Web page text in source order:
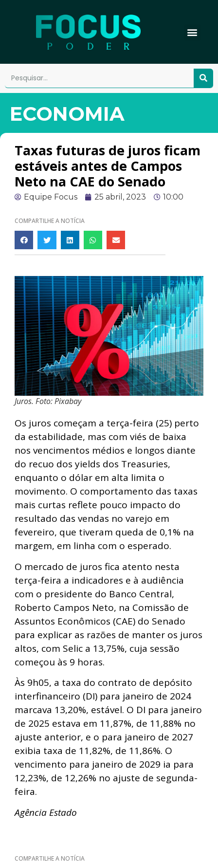
ECONOMIA
Taxas futuras de juros ficam
estáveis antes de Campos
Neto na CAE do Senado
Equipe Focus 25 abril, 2023 10:00
COMPARTILHE A NOTÍCIA
Juros. Foto: Pixabay
Os juros começam a terça-feira (25) perto
da estabilidade, mas com viés de baixa
nos vencimentos médios e longos diante
do recuo dos yields dos Treasuries,
enquanto o dólar em alta limita o
movimento. O comportamento das taxas
mais curtas reflete pouco impacto do
resultado das vendas no varejo em
fevereiro, que tiveram queda de 0,1% na
margem, em linha com o esperado.
O mercado de juros fica atento nesta
terça-feira a indicadores e à audiência
com o presidente do Banco Central,
Roberto Campos Neto, na Comissão de
Assuntos Econômicos (CAE) do Senado
para explicar as razões de manter os juros
altos, com Selic a 13,75%, cuja sessão
começou às 9 horas.
Às 9h05, a taxa do contrato de depósito
interfinanceiro (DI) para janeiro de 2024
marcava 13,20%, estável. O DI para janeiro
de 2025 estava em 11,87%, de 11,88% no
ajuste anterior, e o para janeiro de 2027
exibia taxa de 11,82%, de 11,86%. O
vencimento para janeiro de 2029 ia para
12,23%, de 12,26% no ajuste de segunda-
feira.
Agência Estado
COMPARTILHE A NOTÍCIA